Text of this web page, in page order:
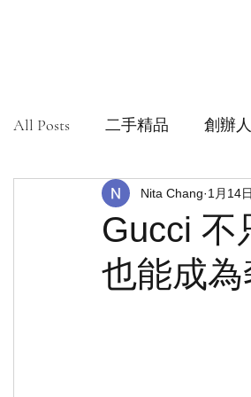
All Posts 二手精品 創辦
社會創新組織 安心購鑑
Gucci 不
也能成
Nita Chang 1月14日